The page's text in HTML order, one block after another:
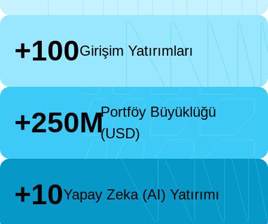
+100Girişim Yatırımları
+250MPortföy Büyüklüğü
(USD)
+10Yapay Zeka (AI) Yatırımı